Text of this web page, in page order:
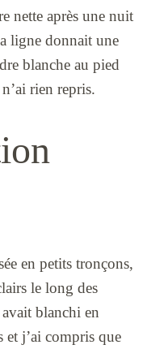
nette après une nuit
ligne donnait une
blanche au pied
rien repris.
en petits tronçons,
le long des
blanchi en
et j’ai compris que